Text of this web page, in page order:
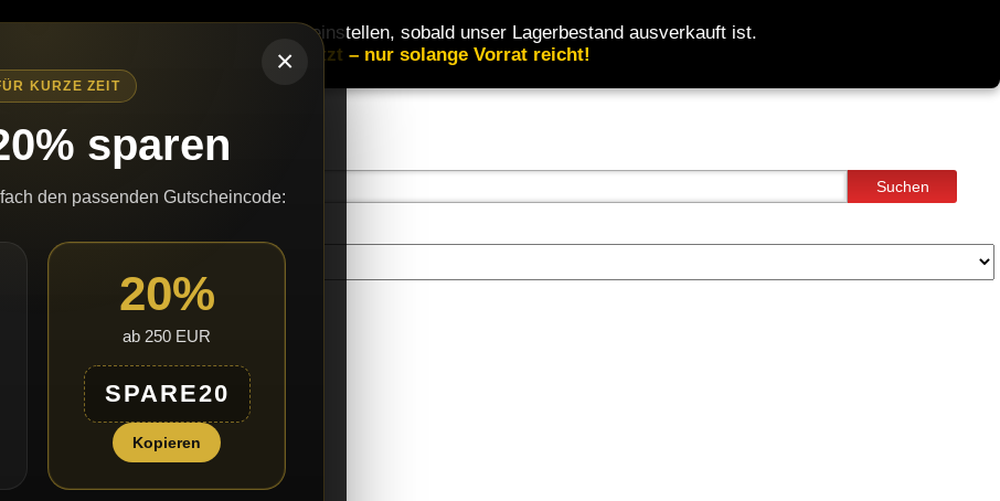
Aufwand werden wir den Versand einstellen, sobald unser Lagerbestand ausverkauft ist.
Bestellen Sie jetzt – nur solange Vorrat reicht!
Suchen
unpar
×
KURZE ZEIT
sparen
den passenden Gutscheincode:
20%
ab 250 EUR
SPARE20
Kopieren